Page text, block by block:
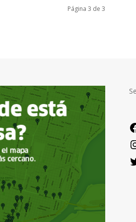
Página 3 de 3